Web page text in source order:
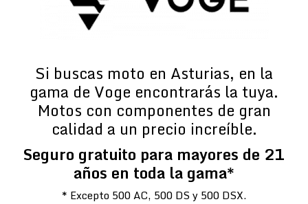
Si buscas moto en Asturias, en la
gama de Voge encontrarás la tuya.
Motos con componentes de gran
calidad a un precio increíble.
Seguro gratuito para mayores de 21
años en toda la gama*
* Excepto 500 AC, 500 DS y 500 DSX.